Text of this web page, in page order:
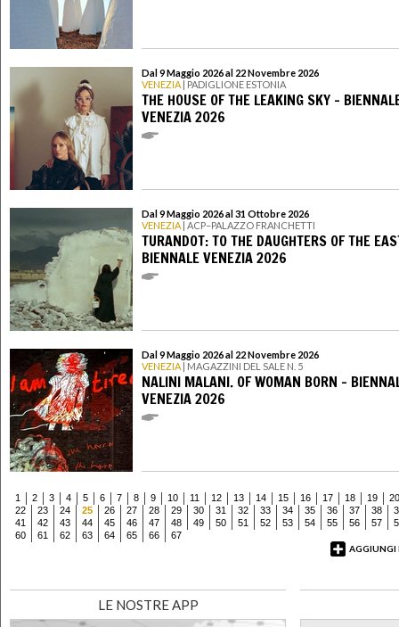
Dal 9 Maggio 2026 al 22 Novembre 2026
VENEZIA | PADIGLIONE ESTONIA
THE HOUSE OF THE LEAKING SKY -
VENEZIA 2026
Dal 9 Maggio 2026 al 31 Ottobre 2026
VENEZIA | ACP–PALAZZO FRANCHETTI
TURANDOT: TO THE DAUGHTERS OF THE
BIENNALE VENEZIA 2026
Dal 9 Maggio 2026 al 22 Novembre 2026
VENEZIA | MAGAZZINI DEL SALE N. 5
NALINI MALANI. OF WOMAN BORN -
VENEZIA 2026
1 2 3 4 5 6 7 8 9 10 11 12 13 14 15 16 17 18 19
20
22
23 24 25 26 27 28 29 30 31 32 33 34 35 36 37 38
41
42 43 44 45 46 47 48 49 50 51 52 53 54 55 56 57
60
61 62 63 64 65 66
67
AGGIUNGI
LE NOSTRE APP